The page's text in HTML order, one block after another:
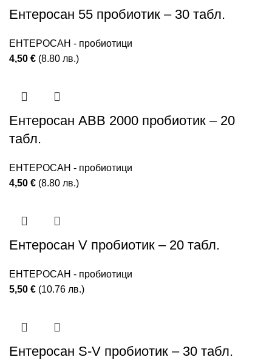
Ентеросан 55 пробиотик – 30 табл.
ЕНТЕРОСАН - пробиотици
4,50 € (8.80 лв.)
Ентеросан АВВ 2000 пробиотик – 20
табл.
ЕНТЕРОСАН - пробиотици
4,50 € (8.80 лв.)
Ентеросан V пробиотик – 20 табл.
ЕНТЕРОСАН - пробиотици
5,50 € (10.76 лв.)
Ентеросан S-V пробиотик – 30 табл.